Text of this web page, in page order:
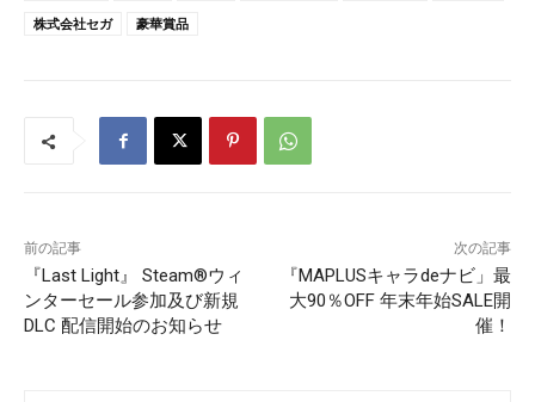
株式会社セガ
豪華賞品
前の記事
『Last Light』 Steam®ウィ
ンターセール参加及び新規
DLC 配信開始のお知らせ
次の記事
『MAPLUSキャラdeナビ」最
大90％OFF 年末年始SALE開
催！